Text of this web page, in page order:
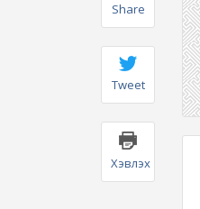
Share
Tweet
Хэвлэх